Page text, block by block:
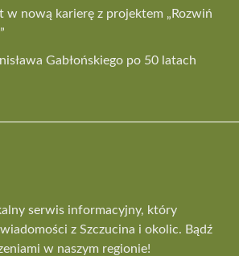
w nową karierę z projektem „Rozwiń
Gabłońskiego po 50 latach
serwis informacyjny, który
z Szczucina i okolic. Bądź
w naszym regionie!